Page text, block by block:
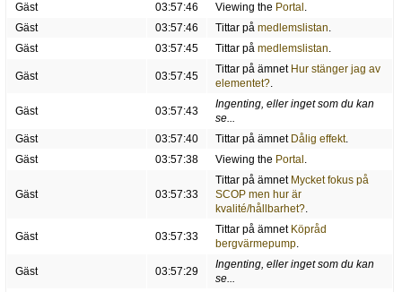
Gäst
03:57:46 Viewing the Portal .
Gäst
03:57:46 Tittar på medlemslistan.
Gäst
03:57:45 Tittar på medlemslistan.
Gäst 03:57:45
Tittar på ämnet Hur stänger jag av
elementet?.
Gäst 03:57:43
Ingenting, eller inget som du kan
se...
Gäst
03:57:40 Tittar på ämnet Dålig effekt.
Gäst
03:57:38 Viewing the Portal .
Gäst 03:57:33
Tittar på ämnet Mycket fokus på
SCOP men hur är
kvalité/hållbarhet?.
Gäst 03:57:33
Tittar på ämnet Köpråd
bergvärmepump.
Gäst 03:57:29
Ingenting, eller inget som du kan
se...